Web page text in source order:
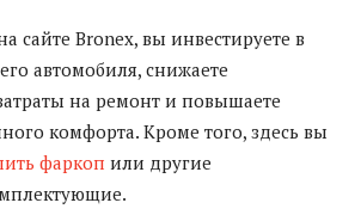
сайте Bronex, вы инвестируете в
автомобиля, снижаете
на ремонт и повышаете
комфорта. Кроме того, здесь вы
фаркоп или другие